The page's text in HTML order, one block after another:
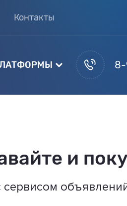
Контакты
и
сервисом